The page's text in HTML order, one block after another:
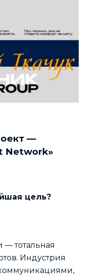
—
Network»
цель?
тотальная
Индустрия